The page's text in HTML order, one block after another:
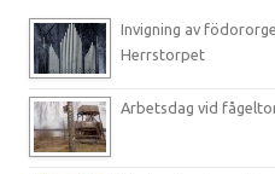
Invigning av
Herrstorpet
Arbetsdag vid